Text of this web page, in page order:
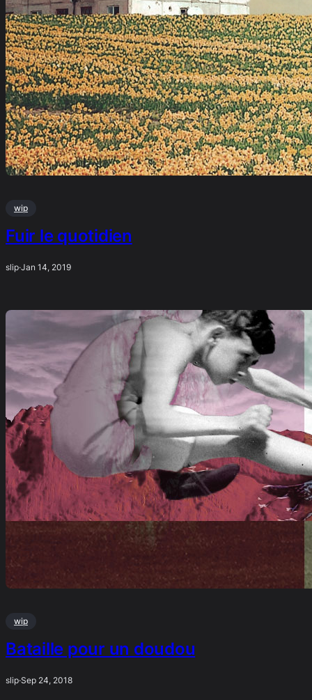
wip
Fuir le quotidien
slip·Jan 14, 2019
wip
Bataille pour un doudou
slip·Sep 24, 2018